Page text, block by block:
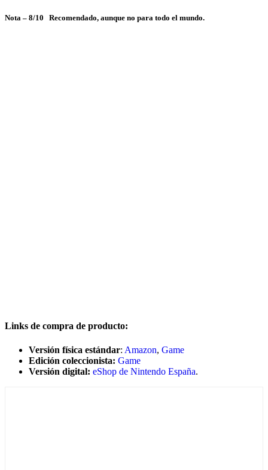
Nota – 8/10 Recomendado, aunque no para todo el mundo.
Links de compra de producto:
Versión física estándar: Amazon, Game
Edición coleccionista: Game
Versión digital: eShop de Nintendo España.